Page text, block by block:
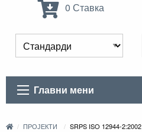
0 Ставка
Главни мени
ПРОЈЕКТИ SRPS ISO 12944-2:2002